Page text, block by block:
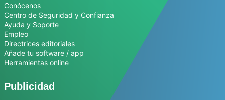
Conócenos
Centro de Seguridad y Confianza
Ayuda y Soporte
Empleo
Directrices editoriales
Añade tu software / app
Herramientas online
Publicidad